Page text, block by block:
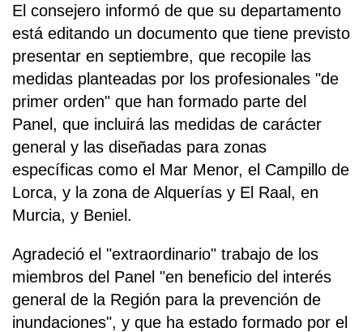
El consejero informó de que su departamento
está editando un documento que tiene previsto
presentar en septiembre, que recopile las
medidas planteadas por los profesionales "de
primer orden" que han formado parte del
Panel, que incluirá las medidas de carácter
general y las diseñadas para zonas
específicas como el Mar Menor, el Campillo de
Lorca, y la zona de Alquerías y El Raal, en
Murcia, y Beniel.
Agradeció el "extraordinario" trabajo de los
miembros del Panel "en beneficio del interés
general de la Región para la prevención de
inundaciones", y que ha estado formado por el